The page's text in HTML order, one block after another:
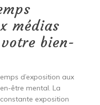
médias
bien-
d’exposition aux
être mental. La
exposition